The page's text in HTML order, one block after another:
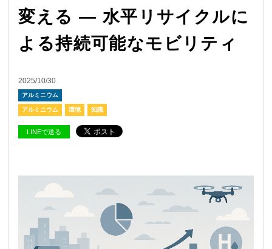
変える ― 水平リサイクルに
よる持続可能なモビリティ
2025/10/30
アルミニウム
アルミニウム 環境 知識
LINEで送る